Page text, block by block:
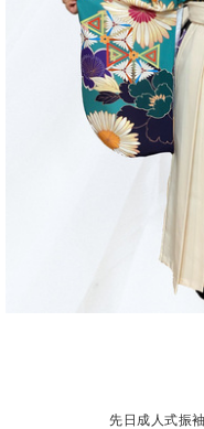
先日成人式振